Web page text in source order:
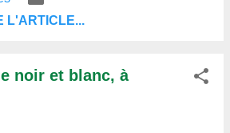
L'ARTICLE...
noir et blanc, à